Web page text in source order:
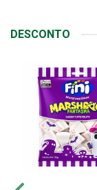
DESCONTO